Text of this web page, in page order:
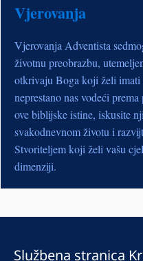
Vjerovanja
Vjerovanja Adventista
životnu preobrazbu,
otkrivaju Boga koji želi imati
neprestano nas vodeći
ove biblijske istine, iskusite
svakodnevnom životu i
Stvoriteljem koji želi vašu
dimenziji.
Službena stranica